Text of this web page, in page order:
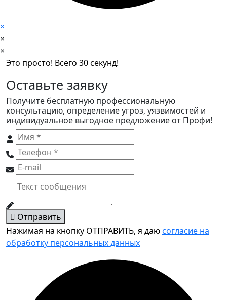
×
×
×
Это просто! Всего 30 секунд!
Оставьте заявку
Получите бесплатную профессиональную
консультацию, определение угроз, уязвимостей и
индивидуальное выгодное предложение от Профи!
Отправить
Нажимая на кнопку ОТПРАВИТЬ, я даюсогласие на
обработку персональных данных